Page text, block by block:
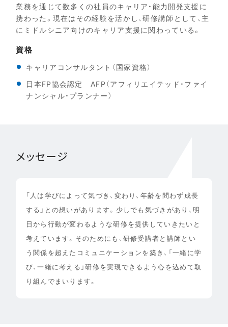
業務を通じて数多くの社員のキャリア・能力開発支援に
携わった。現在はその経験を活かし、研修講師として、主
にミドルシニア向けのキャリア支援に関わっている。
資格
キャリアコンサルタント（国家資格）
日本FP協会認定 AFP（アフィリエイテッド・ファイ
ナンシャル・プランナー）
メッセージ
「人は学びによって気づき、変わり、年齢を問わず成長
する」との想いがあります。少しでも気づきがあり、明
日から行動が変わるような研修を提供していきたいと
考えています。そのためにも、研修受講者と講師とい
う関係を超えたコミュニケーションを築き、「一緒に学
び、一緒に考える」研修を実現できるよう心を込めて取
り組んでまいります。